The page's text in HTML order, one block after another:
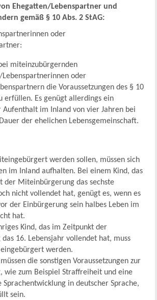
Ehegatten/Lebenspartner und
gemäß § 10 Abs. 2 StAG:
oder
miteinzubürgernden
Lebenspartnerinnen oder
die Voraussetzungen des § 10
erfüllen. Es genügt allerdings ein
Aufenthalt im Inland von vier Jahren bei
der ehelichen Lebensgemeinschaft.
werden sollen, müssen sich
im Inland aufhalten. Bei einem Kind, das
der Miteinbürgerung das sechste
nicht vollendet hat, genügt es, wenn es
der Einbürgerung sein halbes Leben im
hat.
Kind, das im Zeitpunkt der
das 16. Lebensjahr vollendet hat, muss
werden.
die sonstigen Voraussetzungen zur
wie zum Beispiel Straffreiheit und eine
Sprachentwicklung in deutscher Sprache,
sein.